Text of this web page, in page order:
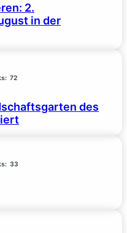
2.
in der
72
des
33